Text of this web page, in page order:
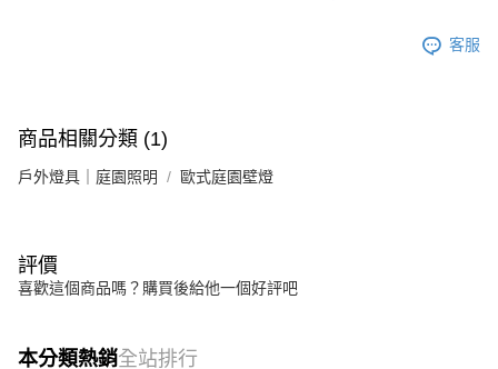
客服
商品相關分類 (1)
戶外燈具｜庭園照明 歐式庭園壁燈
評價
喜歡這個商品嗎？購買後給他一個好評吧
本分類熱銷全站排行